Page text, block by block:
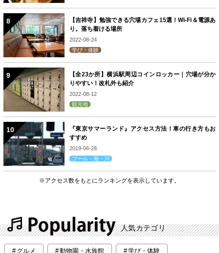
【吉祥寺】勉強できる穴場カフェ15選！Wi-Fi＆電源あ
り。落ち着ける場所
2022-08-24
学び・体験
【全23か所】横浜駅周辺コインロッカー｜穴場が分か
りやすい！改札外も紹介
2022-08-12
観光地
『東京サマーランド』アクセス方法！車の行き方もお
すすめ
2019-06-28
プール・海・川
※アクセス数をもとにランキングを表示しています。
人気カテゴリ
グルメ 動物園・水族館 学び・体験